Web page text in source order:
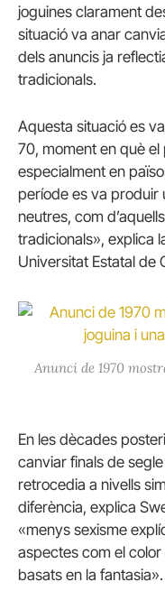
joguines clarament
situació va anar
dels anuncis ja
tradicionals.
Aquesta situació es
70, moment en què
especialment en
període es va produir
neutres, com
tradicionals», explica
Universitat Estatal de
Anunci de 1970
En les dècades
canviar finals de
retrocedia a nivells
diferència, explica
«menys sexisme
aspectes com el
basats en la